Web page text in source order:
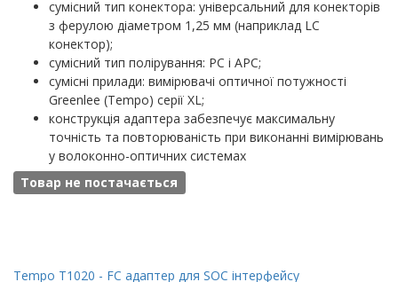
сумісний тип конектора: універсальний для конекторів
з ферулою діаметром 1,25 мм (наприклад LC
конектор);
сумісний тип полірування: PC і APC;
сумісні прилади: вимірювачі оптичної потужності
Greenlee (Tempo) серії XL;
конструкція адаптера забезпечує максимальну
точність та повторюваність при виконанні вимірювань
у волоконно-оптичних системах
Товар не постачається
Tempo T1020 - FC адаптер для SOC інтерфейсу